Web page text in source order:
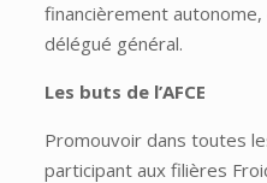
financièrement
délégué général.
Les buts de l’AFCE
Promouvoir dans toutes
participant aux filières